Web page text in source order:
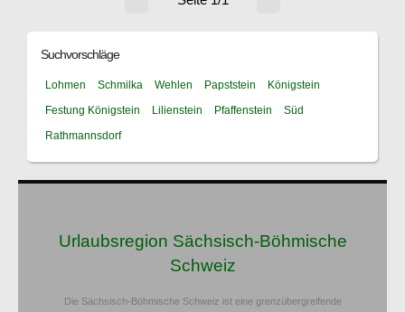
Suchvorschläge
Lohmen Schmilka Wehlen Papststein
Königstein
Festung Königstein
Lilienstein Pfaffenstein
Süd
Rathmannsdorf
Urlaubsregion Sächsisch-Böhmische
Schweiz
Die Sächsisch-Böhmische Schweiz ist eine grenzübergreifende